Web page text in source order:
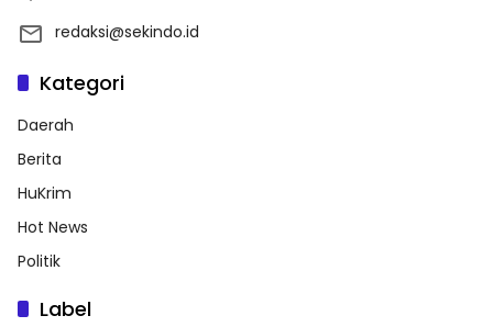
redaksi@sekindo.id
Kategori
Daerah
Berita
HuKrim
Hot News
Politik
Label